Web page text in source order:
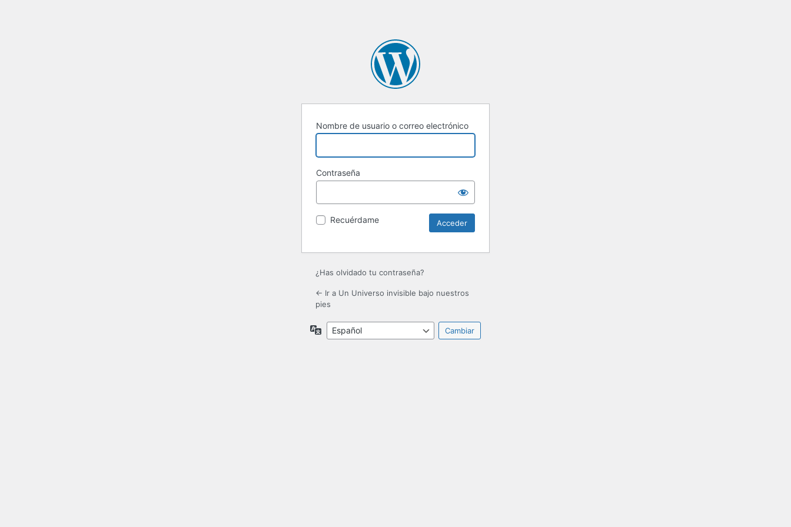
Nombre de usuario o correo electrónico
Contraseña
Recuérdame
¿Has olvidado tu contraseña?
← Ir a Un Universo invisible bajo nuestros
pies
Idioma